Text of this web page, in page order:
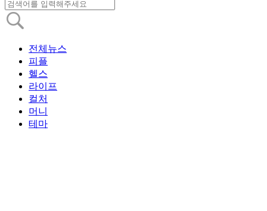
전체뉴스
피플
헬스
라이프
컬처
머니
테마